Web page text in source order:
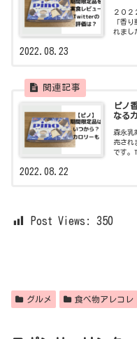
２０２
「香
れまし
ピノ
2022.08.23
ピノ
なる
森永乳
売され
です。
す。
2022.08.22
Post Views: 350
グルメ 食べ物アレコレ